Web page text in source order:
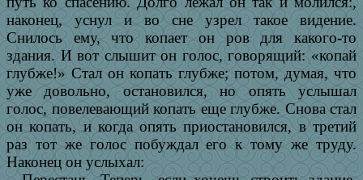
наконец, уснул и во сне узрел такое видение.
Снилось ему, что копает он ров для какого-то
здания. И вот слышит он голос, говорящий: «копай
глубже!» Стал он копать глубже; потом, думая, что
уже довольно, остановился, но опять услышал
голос, повелевающий копать еще глубже. Снова стал
он копать, и когда опять приостановился, в третий
раз тот же голос побуждал его к тому же труду.
Наконец он услыхал: